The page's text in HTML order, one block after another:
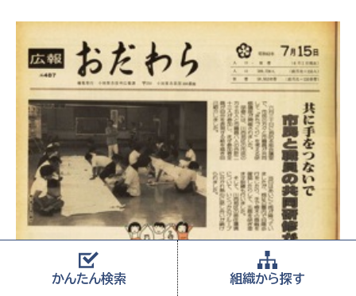
かんたん検索 組織から探す